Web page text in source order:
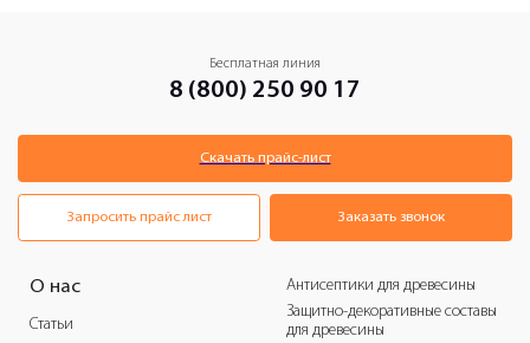
Бесплатная линия
8 (800) 250 90 17
Скачать прайс-лист
Запросить прайс лист
О нас
Статьи
Антисептики для древесины
Защитно-декоративные составы
для древесины
Заказать звонок